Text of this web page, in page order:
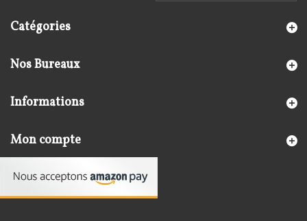
Catégories
Nos Bureaux
Informations
Mon compte